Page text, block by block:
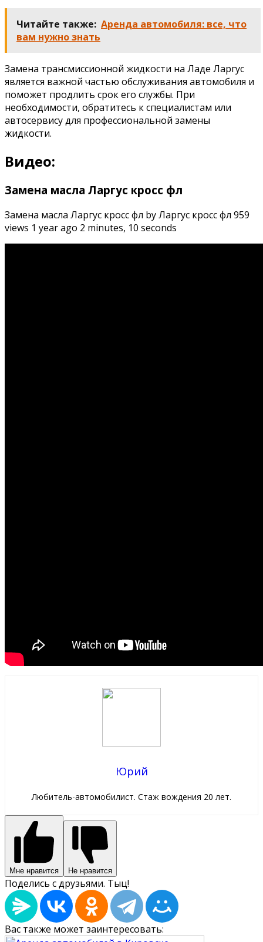
Читайте также: Аренда автомобиля: все, что
вам нужно знать
Замена трансмиссионной жидкости на Ладе Ларгус
является важной частью обслуживания автомобиля и
поможет продлить срок его службы. При
необходимости, обратитесь к специалистам или
автосервису для профессиональной замены
жидкости.
Видео:
Замена масла Ларгус кросс фл
Замена масла Ларгус кросс фл by Ларгус кросс фл 959
views 1 year ago 2 minutes, 10 seconds
Юрий
Любитель-автомобилист. Стаж вождения 20 лет.
Мне нравится Не нравится
Поделись с друзьями. Тыц!
Вас также может заинтересовать: